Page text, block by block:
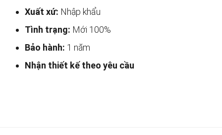
Xuất xứ: Nhập khẩu
Tình trạng: Mới 100%
Bảo hành: 1 năm
Nhận thiết kế theo yêu cầu